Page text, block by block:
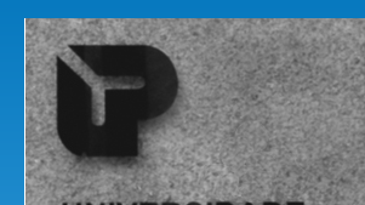
Universidade
Popular do
Porto
Associação
Cultural